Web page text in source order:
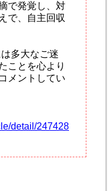
で発覚し、対
で、自主回収
多大なご迷
ことを心より
メントしてい
detail/247428